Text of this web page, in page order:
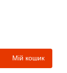
Мій кошик